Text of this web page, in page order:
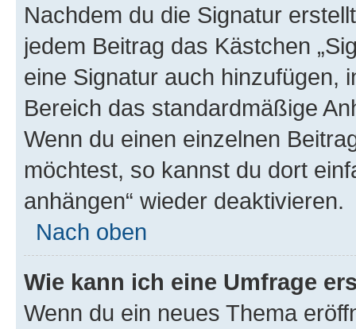
Nachdem du die Signatur
jedem Beitrag das Kästchen
eine Signatur auch hinzufügen,
Bereich das standardmäßige
Wenn du einen einzelnen
möchtest, so kannst du dort
anhängen“ wieder deaktivieren.
Nach oben
Wie kann ich eine Umfrage
Wenn du ein neues Thema